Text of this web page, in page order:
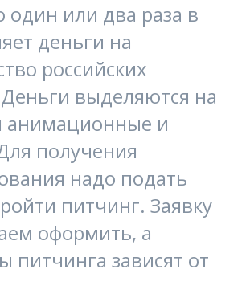
один или два раза в
деньги на
российских
выделяются на
анимационные и
получения
надо подать
питчинг. Заявку
оформить, а
питчинга зависят от